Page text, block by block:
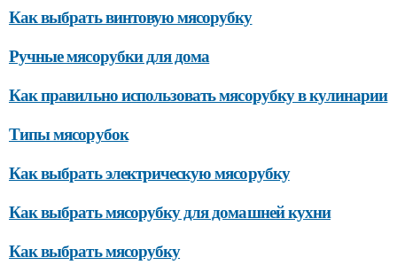
Как выбрать винтовую мясорубку
Ручные мясорубки для дома
Как правильно использовать мясорубку в кулинарии
Типы мясорубок
Как выбрать электрическую мясорубку
Как выбрать мясорубку для домашней кухни
Как выбрать мясорубку